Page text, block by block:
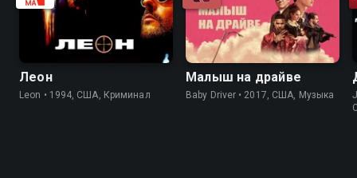
Леон
Leon • 1994, США, Криминал
Малыш на драйве
Baby Driver • 2017, США, Музыка